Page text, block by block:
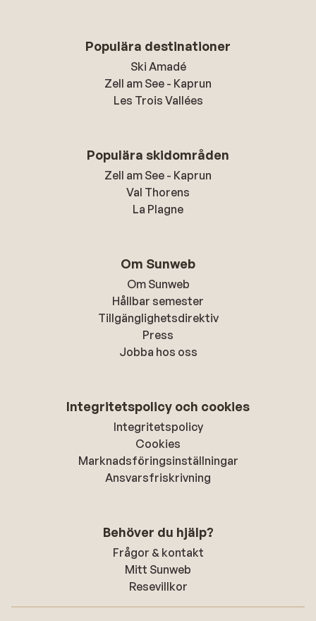
Populära destinationer
Ski Amadé
Zell am See - Kaprun
Les Trois Vallées
Populära skidområden
Zell am See - Kaprun
Val Thorens
La Plagne
Om Sunweb
Om Sunweb
Hållbar semester
Tillgänglighetsdirektiv
Press
Jobba hos oss
Integritetspolicy och cookies
Integritetspolicy
Cookies
Marknadsföringsinställningar
Ansvarsfriskrivning
Behöver du hjälp?
Frågor & kontakt
Mitt Sunweb
Resevillkor